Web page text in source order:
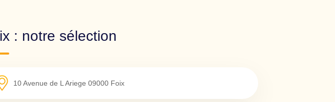
: notre sélection
10 Avenue de L Ariege 09000 Foix